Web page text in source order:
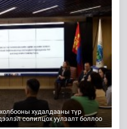
худалдааны түр
солилцох уулзалт боллоо